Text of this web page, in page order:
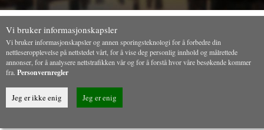
Vi bruker informasjonskapsler
Vi bruker informasjonskapsler og annen sporingsteknologi for å forbedre din
nettleseropplevelse på nettstedet vårt, for å vise deg personlig innhold og målrettede
annonser, for å analysere nettstrafikken vår og for å forstå hvor våre besøkende kommer
fra. Personvernregler
Jeg er ikke enig Jeg er enig